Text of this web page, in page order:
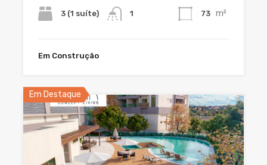
3 (1 suíte) 1 73 m²
Em Construção
Em Destaque